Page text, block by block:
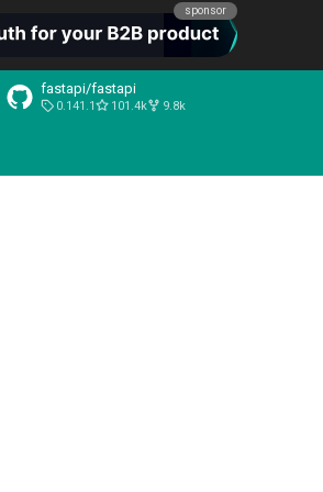
sponsor
fastapi/fastapi
0.141.1 101.4k 9.8k